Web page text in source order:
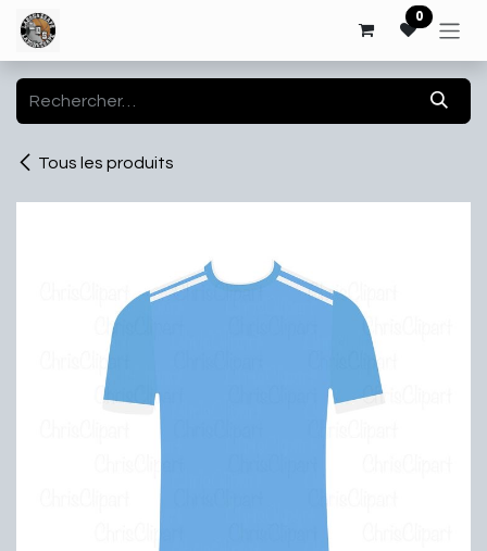
Se rendre au contenu 0
Tous les produits